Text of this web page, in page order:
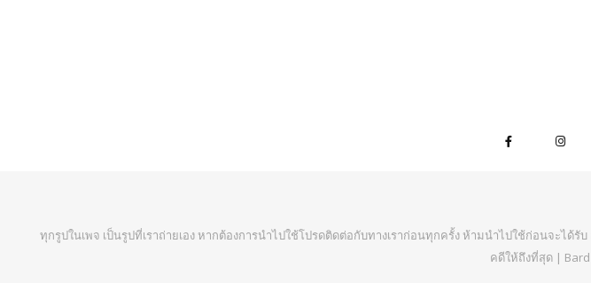
ทุกรูปในเพจ เป็นรูปที่เราถ่ายเอง หากต้องการนำไปใช้โปรดติดต่อกับทางเราก่อนทุกครั้ง ห้ามนำไปใช้ก่อนจะไ
คดีให้ถึงที่สุด |